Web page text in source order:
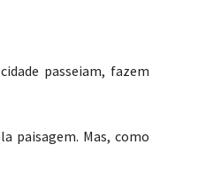
passeiam, fazem
paisagem. Mas, como